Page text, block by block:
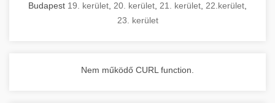
Budapest 19. kerület 20. kerület 21. kerület 22.kerület
23. kerület
Nem működő CURL function.